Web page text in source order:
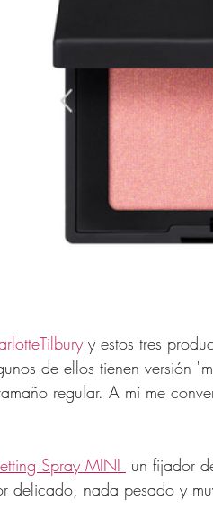
y estos tres
de ellos tienen versión
regular. A mí me
Spray MINI un fijador
delicado, nada pesado y